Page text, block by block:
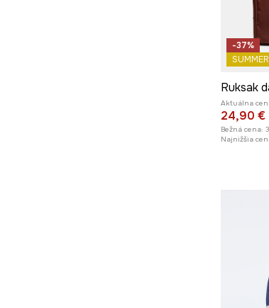
-37%
Ruksak
Aktuálna
24,90 €
Bežná cena:
Najnižšia